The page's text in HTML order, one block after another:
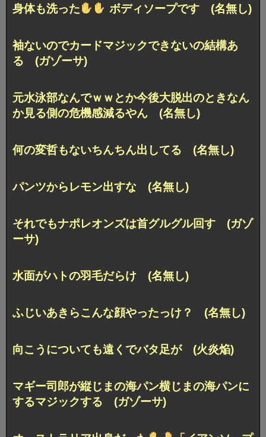
身体も洗った ボディソープです (名無し)
袖ないのでカードマジックできないの結構あ
る (ガゾーサ)
元水泳部なんでｗｗとか今後大脱出のときなん
か見る側の危機感減るやん (名無し)
何の変哲もないちんちん出してる (名無し)
パンツからレモン出すな (名無し)
それでもナポレオンズは首グルグル回す (ガゾ
ーサ)
水面がハトの羽毛だらけ (名無し)
ふじいあきらこんな顔やったっけ？ (名無し)
向こうについても遠くでバタ足が (火炎焔)
マギー司郎が縦じまの海パン横じまの海パンに
するマジックする (ガゾーサ)